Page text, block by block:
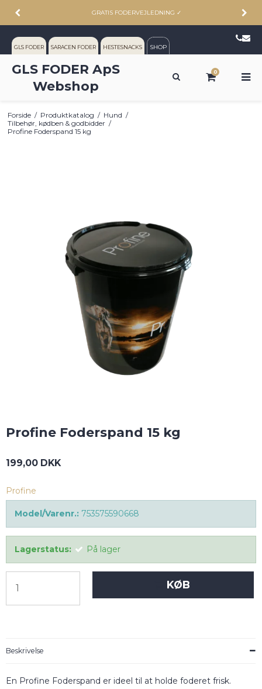
GRATIS FODERVEJLEDNING ✓
GLS FODER SARACEN FODER HESTESNACKS SHOP
GLS FODER ApS
Webshop
0
Forside / Produktkatalog / Hund /
Tilbehør, kødben & godbidder /
Profine Foderspand 15 kg
Profine Foderspand 15 kg
199,00 DKK
Profine
Model/Varenr.: 753575590668
Lagerstatus: På lager
KØB
Beskrivelse
En Profine Foderspand er ideel til at holde foderet frisk.